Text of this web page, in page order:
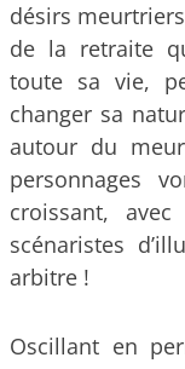
désirs
de la retraite
toute sa vie,
changer sa
autour du
personnages
croissant,
scénaristes
arbitre !
Oscillant en